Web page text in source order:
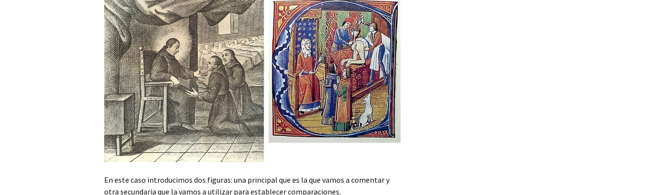
En este caso introducimos dos figuras: una principal que es la que vamos a comentar y
otra secundaria que la vamos a utilizar para establecer comparaciones.